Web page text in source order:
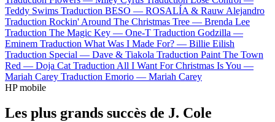
Teddy Swims Traduction BESO — ROSALÍA & Rauw Alejandro
Traduction Rockin' Around The Christmas Tree — Brenda Lee
Traduction The Magic Key — One-T Traduction Godzilla —
Eminem Traduction What Was I Made For? — Billie Eilish
Traduction Special — Dave & Tiakola Traduction Paint The Town
Red — Doja Cat Traduction All I Want For Christmas Is You —
Mariah Carey Traduction Emorio — Mariah Carey
HP mobile
Les plus grands succès de J. Cole